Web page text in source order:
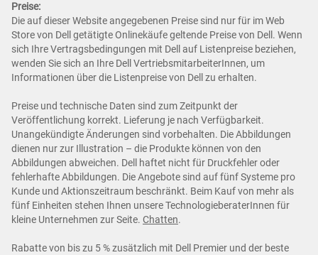
Preise:
Die auf dieser Website angegebenen Preise sind nur für im Web
Store von Dell getätigte Onlinekäufe geltende Preise von Dell. Wenn
sich Ihre Vertragsbedingungen mit Dell auf Listenpreise beziehen,
wenden Sie sich an Ihre Dell VertriebsmitarbeiterInnen, um
Informationen über die Listenpreise von Dell zu erhalten.
Preise und technische Daten sind zum Zeitpunkt der
Veröffentlichung korrekt. Lieferung je nach Verfügbarkeit.
Unangekündigte Änderungen sind vorbehalten. Die Abbildungen
dienen nur zur Illustration – die Produkte können von den
Abbildungen abweichen. Dell haftet nicht für Druckfehler oder
fehlerhafte Abbildungen. Die Angebote sind auf fünf Systeme pro
Kunde und Aktionszeitraum beschränkt. Beim Kauf von mehr als
fünf Einheiten stehen Ihnen unsere TechnologieberaterInnen für
kleine Unternehmen zur Seite. Chatten.
Rabatte von bis zu 5 % zusätzlich mit Dell Premier und der beste